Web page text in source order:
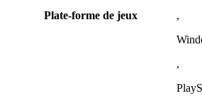
Plate-forme de jeux
,
,